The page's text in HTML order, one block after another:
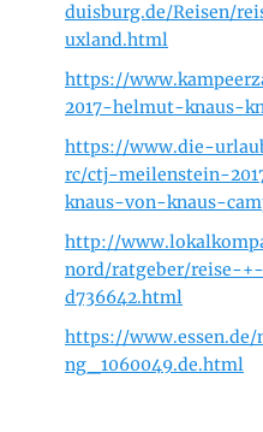
duisburg.de/Reisen/
uxland.html
https://
2017-helmut-knaus-
https://www.die-
rc/ctj-meilenstein-
knaus-von-knaus-
http://
nord/ratgeber/reise-
d736642.html
https://
ng_1060049.de.html